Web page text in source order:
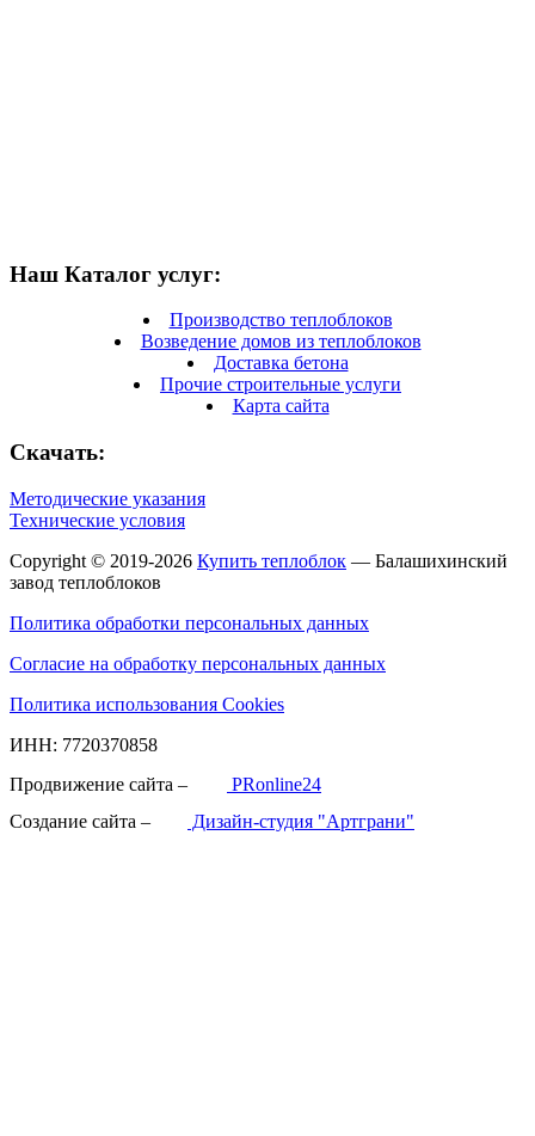
Наш Каталог услуг:
Производство теплоблоков
Возведение домов из теплоблоков
Доставка бетона
Прочие строительные услуги
Карта сайта
Скачать:
Методические указания
Технические условия
Copyright © 2019-2026 Купить теплоблок — Балашихинский
завод теплоблоков
Политика обработки персональных данных
Согласие на обработку персональных данных
Политика использования Cookies
ИНН: 7720370858
Продвижение сайта –
PRonline24
Создание сайта –
Дизайн-студия "Артграни"